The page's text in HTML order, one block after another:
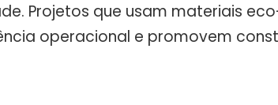
Projetos que usam materiais
operacional e promovem